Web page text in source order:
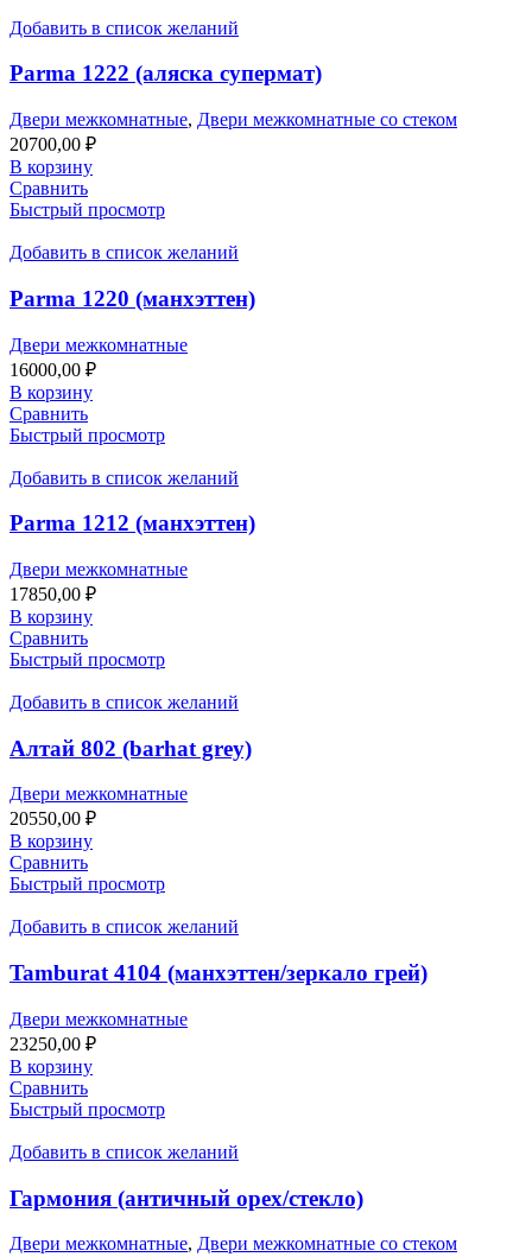
Добавить в список желаний
Parma 1222 (аляска супермат)
Двери межкомнатные, Двери межкомнатные со стеком
20700,00 ₽
В корзину
Сравнить
Быстрый просмотр
Добавить в список желаний
Parma 1220 (манхэттен)
Двери межкомнатные
16000,00 ₽
В корзину
Сравнить
Быстрый просмотр
Добавить в список желаний
Parma 1212 (манхэттен)
Двери межкомнатные
17850,00 ₽
В корзину
Сравнить
Быстрый просмотр
Добавить в список желаний
Алтай 802 (barhat grey)
Двери межкомнатные
20550,00 ₽
В корзину
Сравнить
Быстрый просмотр
Добавить в список желаний
Tamburat 4104 (манхэттен/зеркало грей)
Двери межкомнатные
23250,00 ₽
В корзину
Сравнить
Быстрый просмотр
Добавить в список желаний
Гармония (античный орех/стекло)
Двери межкомнатные, Двери межкомнатные со стеком